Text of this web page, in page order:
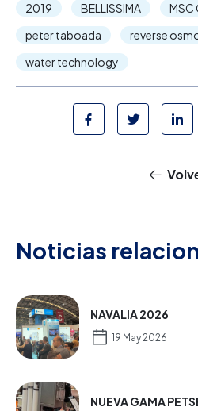
2019 BELLISSIMA MSC
peter taboada
reverse
water technology
Noticias
NAVALIA 2026
19 May 2026
NUEVA GAMA